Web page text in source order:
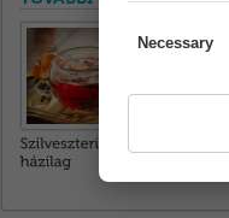
Necessary